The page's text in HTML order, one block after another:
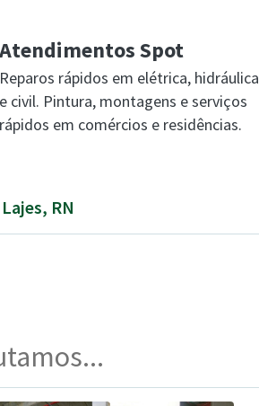
Atendimentos Spot
Reparos rápidos em elétrica, hidráulica
e civil. Pintura, montagens e serviços
rápidos em comércios e residências.
RN